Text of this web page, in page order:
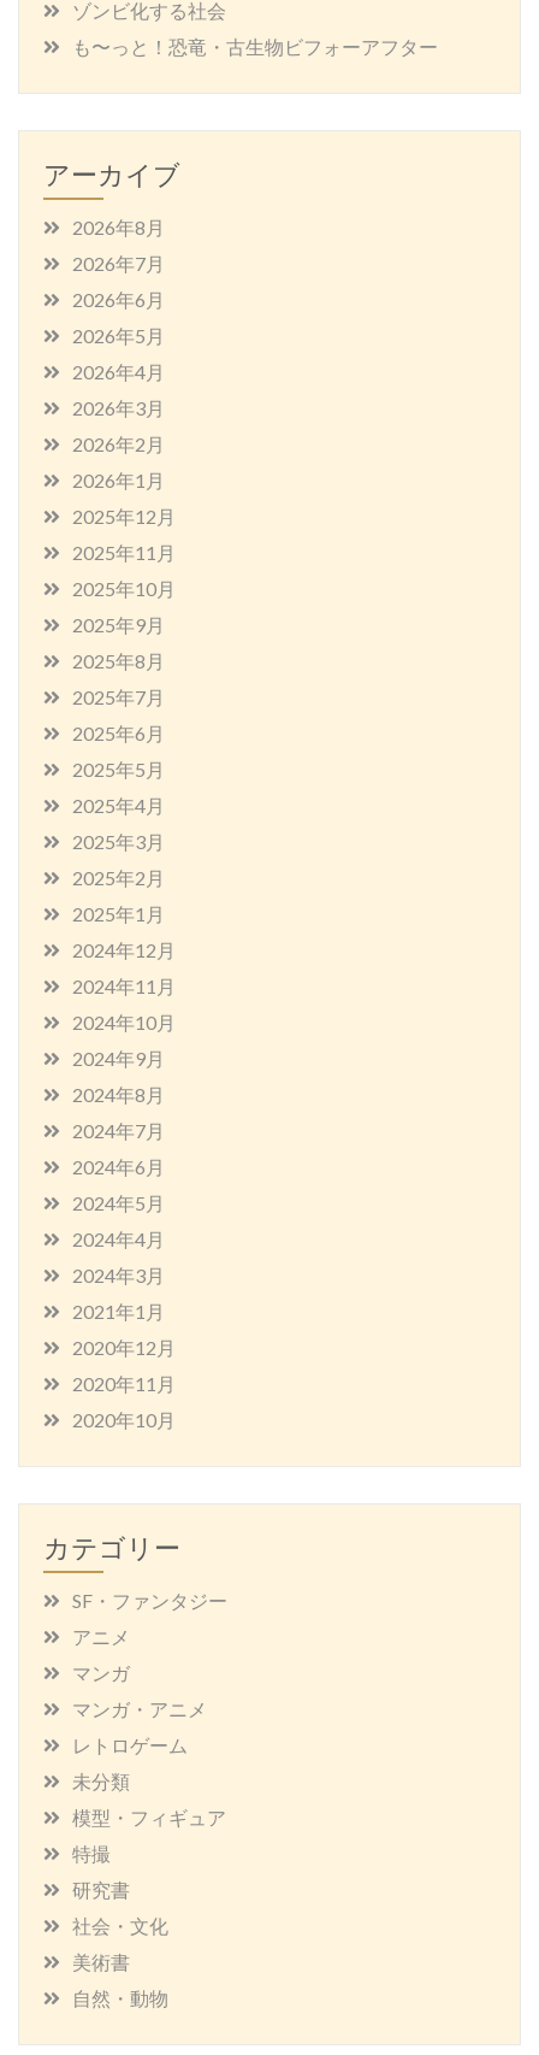
ゾンビ化する社会
も〜っと！恐竜・古生物ビフォーアフター
アーカイブ
2026年8月
2026年7月
2026年6月
2026年5月
2026年4月
2026年3月
2026年2月
2026年1月
2025年12月
2025年11月
2025年10月
2025年9月
2025年8月
2025年7月
2025年6月
2025年5月
2025年4月
2025年3月
2025年2月
2025年1月
2024年12月
2024年11月
2024年10月
2024年9月
2024年8月
2024年7月
2024年6月
2024年5月
2024年4月
2024年3月
2021年1月
2020年12月
2020年11月
2020年10月
カテゴリー
SF・ファンタジー
アニメ
マンガ
マンガ・アニメ
レトロゲーム
未分類
模型・フィギュア
特撮
研究書
社会・文化
美術書
自然・動物